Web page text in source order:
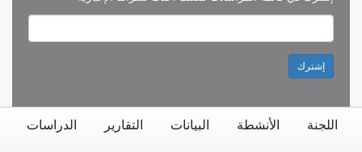
إشترك
اللجنة الأنشطة البيانات التقارير الدراسات